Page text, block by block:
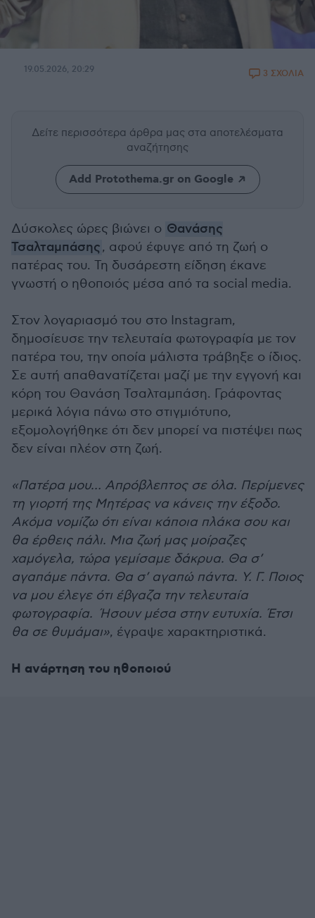
19.05.2026, 20:29 3 ΣΧΟΛΙΑ
Δείτε περισσότερα άρθρα μας στα αποτελέσματα
αναζήτησης
Add Protothema.gr on Google
Δύσκολες ώρες βιώνει ο Θανάσης
Τσαλταμπάσης, αφού έφυγε από τη ζωή ο
πατέρας του. Τη δυσάρεστη είδηση έκανε
γνωστή ο ηθοποιός μέσα από τα social media.
Στον λογαριασμό του στο Instagram,
δημοσίευσε την τελευταία φωτογραφία με τον
πατέρα του, την οποία μάλιστα τράβηξε ο ίδιος.
Σε αυτή απαθανατίζεται μαζί με την εγγονή και
κόρη του Θανάση Τσαλταμπάση. Γράφοντας
μερικά λόγια πάνω στο στιγμιότυπο,
εξομολογήθηκε ότι δεν μπορεί να πιστέψει πως
δεν είναι πλέον στη ζωή.
«Πατέρα μου… Απρόβλεπτος σε όλα. Περίμενες
τη γιορτή της Μητέρας να κάνεις την έξοδο.
Ακόμα νομίζω ότι είναι κάποια πλάκα σου και
θα έρθεις πάλι. Μια ζωή μας μοίραζες
χαμόγελα, τώρα γεμίσαμε δάκρυα. Θα σ’
αγαπάμε πάντα. Θα σ’ αγαπώ πάντα. Υ. Γ. Ποιος
να μου έλεγε ότι έβγαζα την τελευταία
φωτογραφία. Ήσουν μέσα στην ευτυχία. Έτσι
θα σε θυμάμαι», έγραψε χαρακτηριστικά.
Η ανάρτηση του ηθοποιού